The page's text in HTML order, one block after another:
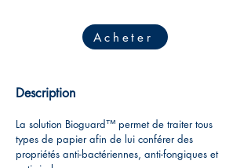
Description
La solution Bioguard™ permet de traiter tous
types de papier afin de lui conférer des
propriétés anti-bactériennes, anti-fongiques et
Acheter